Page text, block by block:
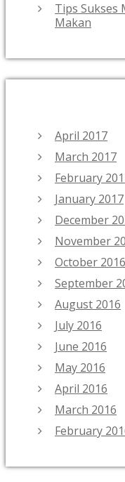
Tips Sukses
Makan
April 2017
March 2017
February
January 2017
December
November
October 2016
September
August 2016
July 2016
June 2016
May 2016
April 2016
March 2016
February